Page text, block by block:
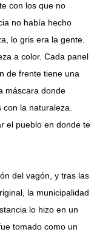
con los que no
no había hecho
lo gris era la gente.
a color. Cada panel
de frente tiene una
máscara donde
la naturaleza.
el pueblo en donde te
del vagón, y tras las
la municipalidad
lo hizo en un
tomado como un